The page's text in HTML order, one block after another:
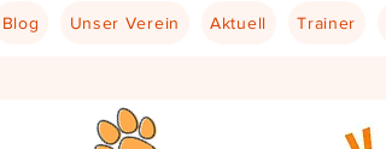
Blog Unser Verein Aktuell Trainer